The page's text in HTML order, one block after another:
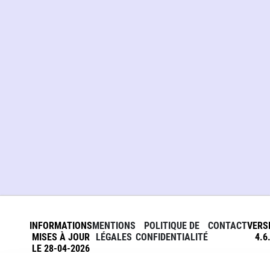
INFORMATIONS
MISES À JOUR
LE 28-04-2026
MENTIONS
LÉGALES
POLITIQUE DE
CONFIDENTIALITÉ
CONTACT